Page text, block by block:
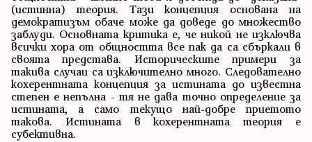
(истинна) теория. Тази концепция основана на
демократизъм обаче може да доведе до множество
заблуди. Основната критика е, че никой не изключва
всички хора от общността все пак да са сбъркали в
своята представа. Историческите примери за
такива случаи са изключително много. Следователно
кохерентната концепция за истината до известна
степен е непълна - тя не дава точно определение за
истината, а само текущо най-добре приетото
такова. Истината в кохерентната теория е
субективна.